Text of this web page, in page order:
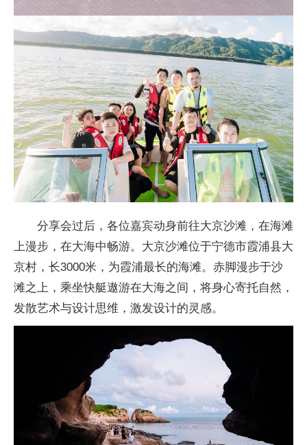
分享会过后，各位嘉宾动身前往大京沙滩，在海滩
上漫步，在大海中畅游。大京沙滩位于宁德市霞浦县大
京村，长3000米，为霞浦最长的海滩。赤脚漫步于沙
滩之上，乘坐快艇遨游在大海之间，将身心寄托自然，
发散艺术与设计思维，激发设计的灵感。